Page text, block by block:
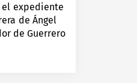
el expediente
de Ángel
de Guerrero